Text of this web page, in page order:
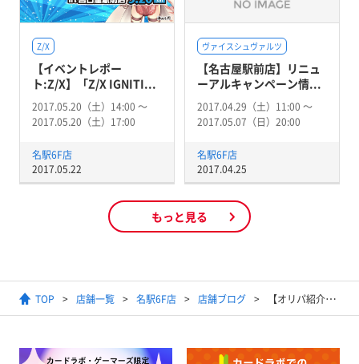
Z/X
【イベントレポー
ト:Z/X】「Z/X IGNITI...
2017.05.20（土）14:00 〜
2017.05.20（土）17:00
名駅6F店
2017.05.22
ヴァイスシュヴァルツ
【名古屋駅前店】リニュ
ーアルキャンペーン情...
2017.04.29（土）11:00 〜
2017.05.07（日）20:00
名駅6F店
2017.04.25
もっと見る
TOP 店舗一覧 名駅6F店 店舗ブログ 【オリパ紹介】名駅6F店で展開中のオリパを紹介！！デュエマ、ヴァイス、バトスピ、ゼクス